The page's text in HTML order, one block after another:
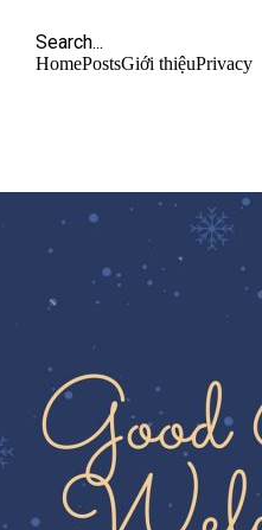
HomePostsGiới thiệuPrivacy